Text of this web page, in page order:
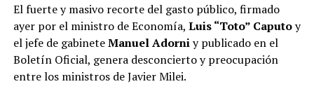
El fuerte y masivo recorte del gasto público, firmado
ayer por el ministro de Economía, Luis “Toto” Caputoy
el jefe de gabineteManuel Adorniy publicado en el
Boletín Oficial, genera desconcierto y preocupación
entre los ministros de Javier Milei.